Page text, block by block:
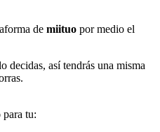
de miituo por medio el
decidas, así tendrás una misma
tu: